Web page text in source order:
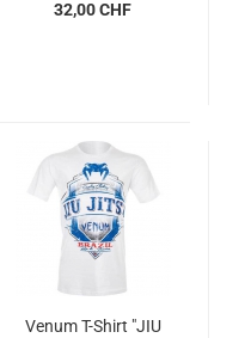
32,00 CHF
Venum T-Shirt "JIU